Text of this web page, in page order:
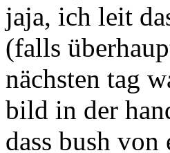
jaja, ich leit
(falls
nächsten tag
bild in der
dass bush